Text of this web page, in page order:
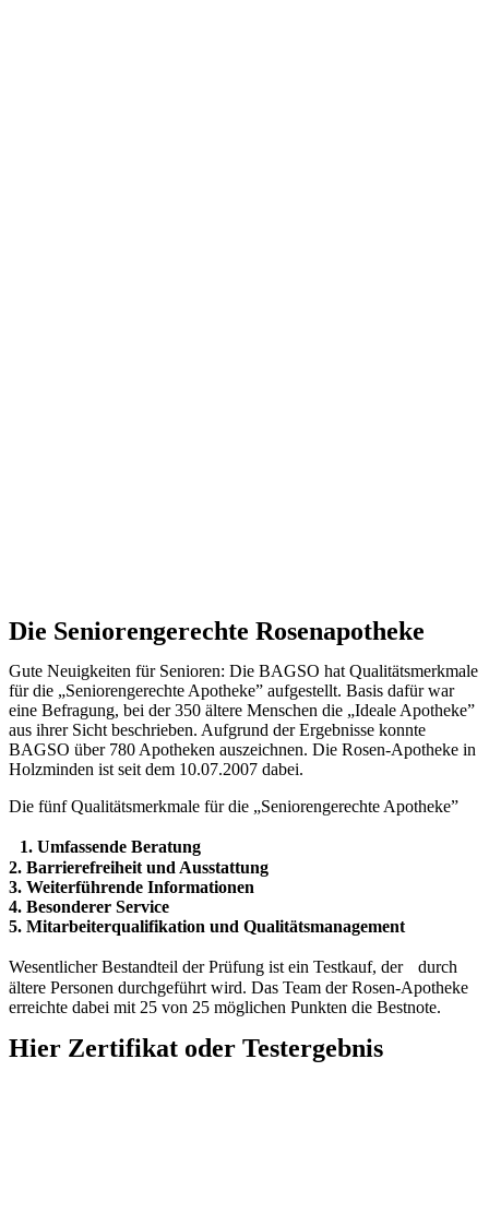
Die Seniorengerechte Rosenapotheke
Gute Neuigkeiten für Senioren: Die BAGSO hat Qualitätsmerkmale
für die „Seniorengerechte Apotheke” aufgestellt. Basis dafür war
eine Befragung, bei der 350 ältere Menschen die „Ideale Apotheke”
aus ihrer Sicht beschrieben. Aufgrund der Ergebnisse konnte
BAGSO über 780 Apotheken auszeichnen. Die Rosen-Apotheke in
Holzminden ist seit dem 10.07.2007 dabei.
Die fünf Qualitätsmerkmale für die „Seniorengerechte Apotheke”
1. Umfassende Beratung
2. Barrierefreiheit und Ausstattung
3. Weiterführende Informationen
4. Besonderer Service
5. Mitarbeiterqualifikation und Qualitätsmanagement
Wesentlicher Bestandteil der Prüfung ist ein Testkauf, der durch
ältere Personen durchgeführt wird. Das Team der Rosen-Apotheke
erreichte dabei mit 25 von 25 möglichen Punkten die Bestnote.
Hier Zertifikat oder Testergebnis